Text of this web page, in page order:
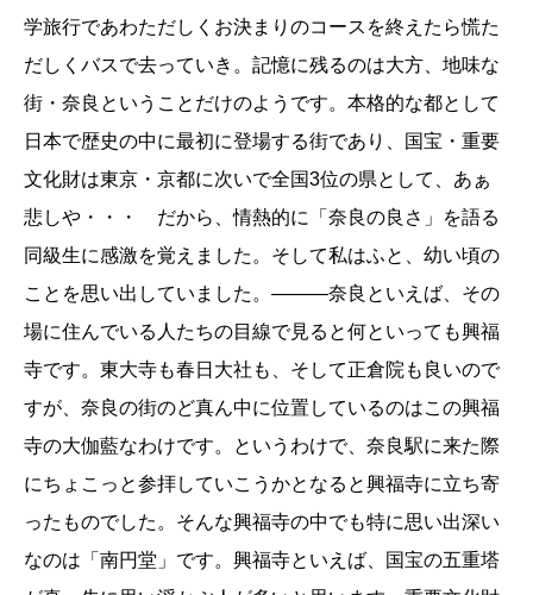
学旅行であわただしくお決まりのコースを終えたら慌た
だしくバスで去っていき。記憶に残るのは大方、地味な
街・奈良ということだけのようです。本格的な都として
日本で歴史の中に最初に登場する街であり、国宝・重要
文化財は東京・京都に次いで全国3位の県として、あぁ
悲しや・・・ だから、情熱的に「奈良の良さ」を語る
同級生に感激を覚えました。そして私はふと、幼い頃の
ことを思い出していました。―――奈良といえば、その
場に住んでいる人たちの目線で見ると何といっても興福
寺です。東大寺も春日大社も、そして正倉院も良いので
すが、奈良の街のど真ん中に位置しているのはこの興福
寺の大伽藍なわけです。というわけで、奈良駅に来た際
にちょこっと参拝していこうかとなると興福寺に立ち寄
ったものでした。そんな興福寺の中でも特に思い出深い
なのは「南円堂」です。興福寺といえば、国宝の五重塔